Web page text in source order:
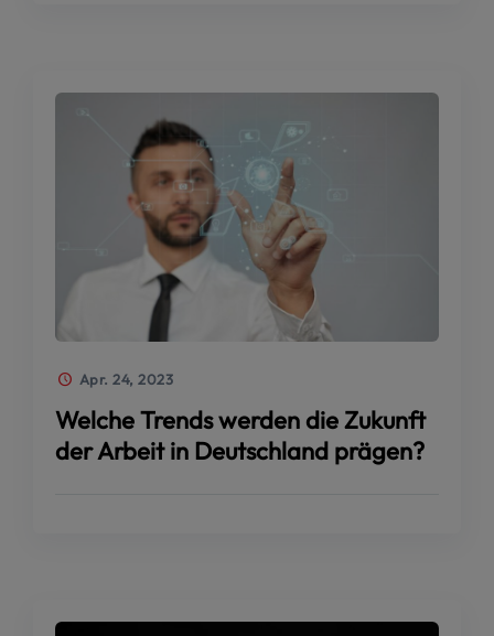
Apr. 24, 2023
Welche Trends werden die Zukunft
der Arbeit in Deutschland prägen?